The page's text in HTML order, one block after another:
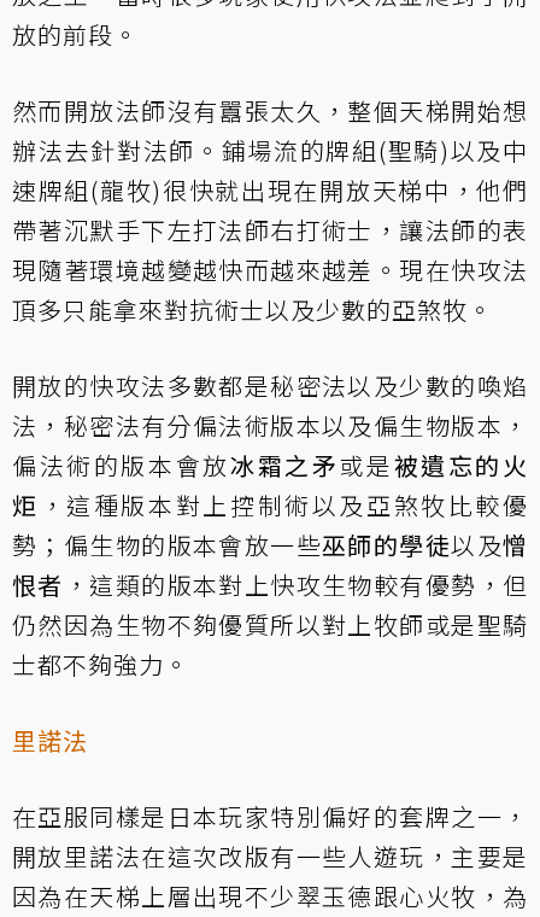
放的前段。
然而開放法師沒有囂張太久，整個天梯開始想
辦法去針對法師。鋪場流的牌組(聖騎)以及中
速牌組(龍牧)很快就出現在開放天梯中，他們
帶著沉默手下左打法師右打術士，讓法師的表
現隨著環境越變越快而越來越差。現在快攻法
頂多只能拿來對抗術士以及少數的亞煞牧。
開放的快攻法多數都是秘密法以及少數的喚焰
法，秘密法有分偏法術版本以及偏生物版本，
偏法術的版本會放冰霜之矛或是被遺忘的火
炬 ，這種版本對上控制術以及亞煞牧比較優
勢；偏生物的版本會放一些巫師的學徒以及憎
恨者 ，這類的版本對上快攻生物較有優勢，但
仍然因為生物不夠優質所以對上牧師或是聖騎
士都不夠強力。
里諾法
在亞服同樣是日本玩家特別偏好的套牌之一，
開放里諾法在這次改版有一些人遊玩，主要是
因為在天梯上層出現不少翠玉德跟心火牧，為